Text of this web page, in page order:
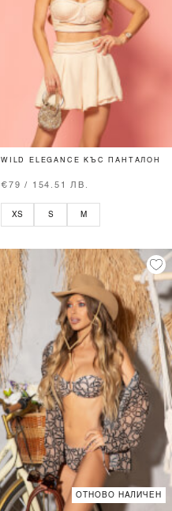
WILD ELEGANCE КЪС ПАНТАЛОН
€79 / 154.51 ЛВ.
XS S M
ОТНОВО НАЛИЧЕН